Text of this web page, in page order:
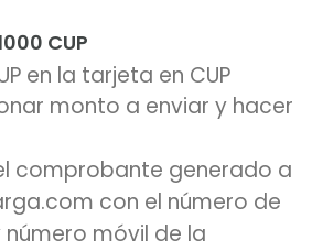
CUP
en la tarjeta en CUP
monto a enviar y hacer
comprobante generado a
con el número de
número móvil de la